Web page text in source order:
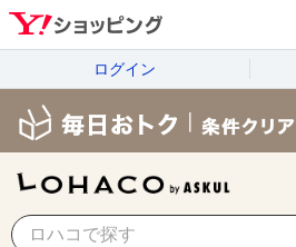
ログイン